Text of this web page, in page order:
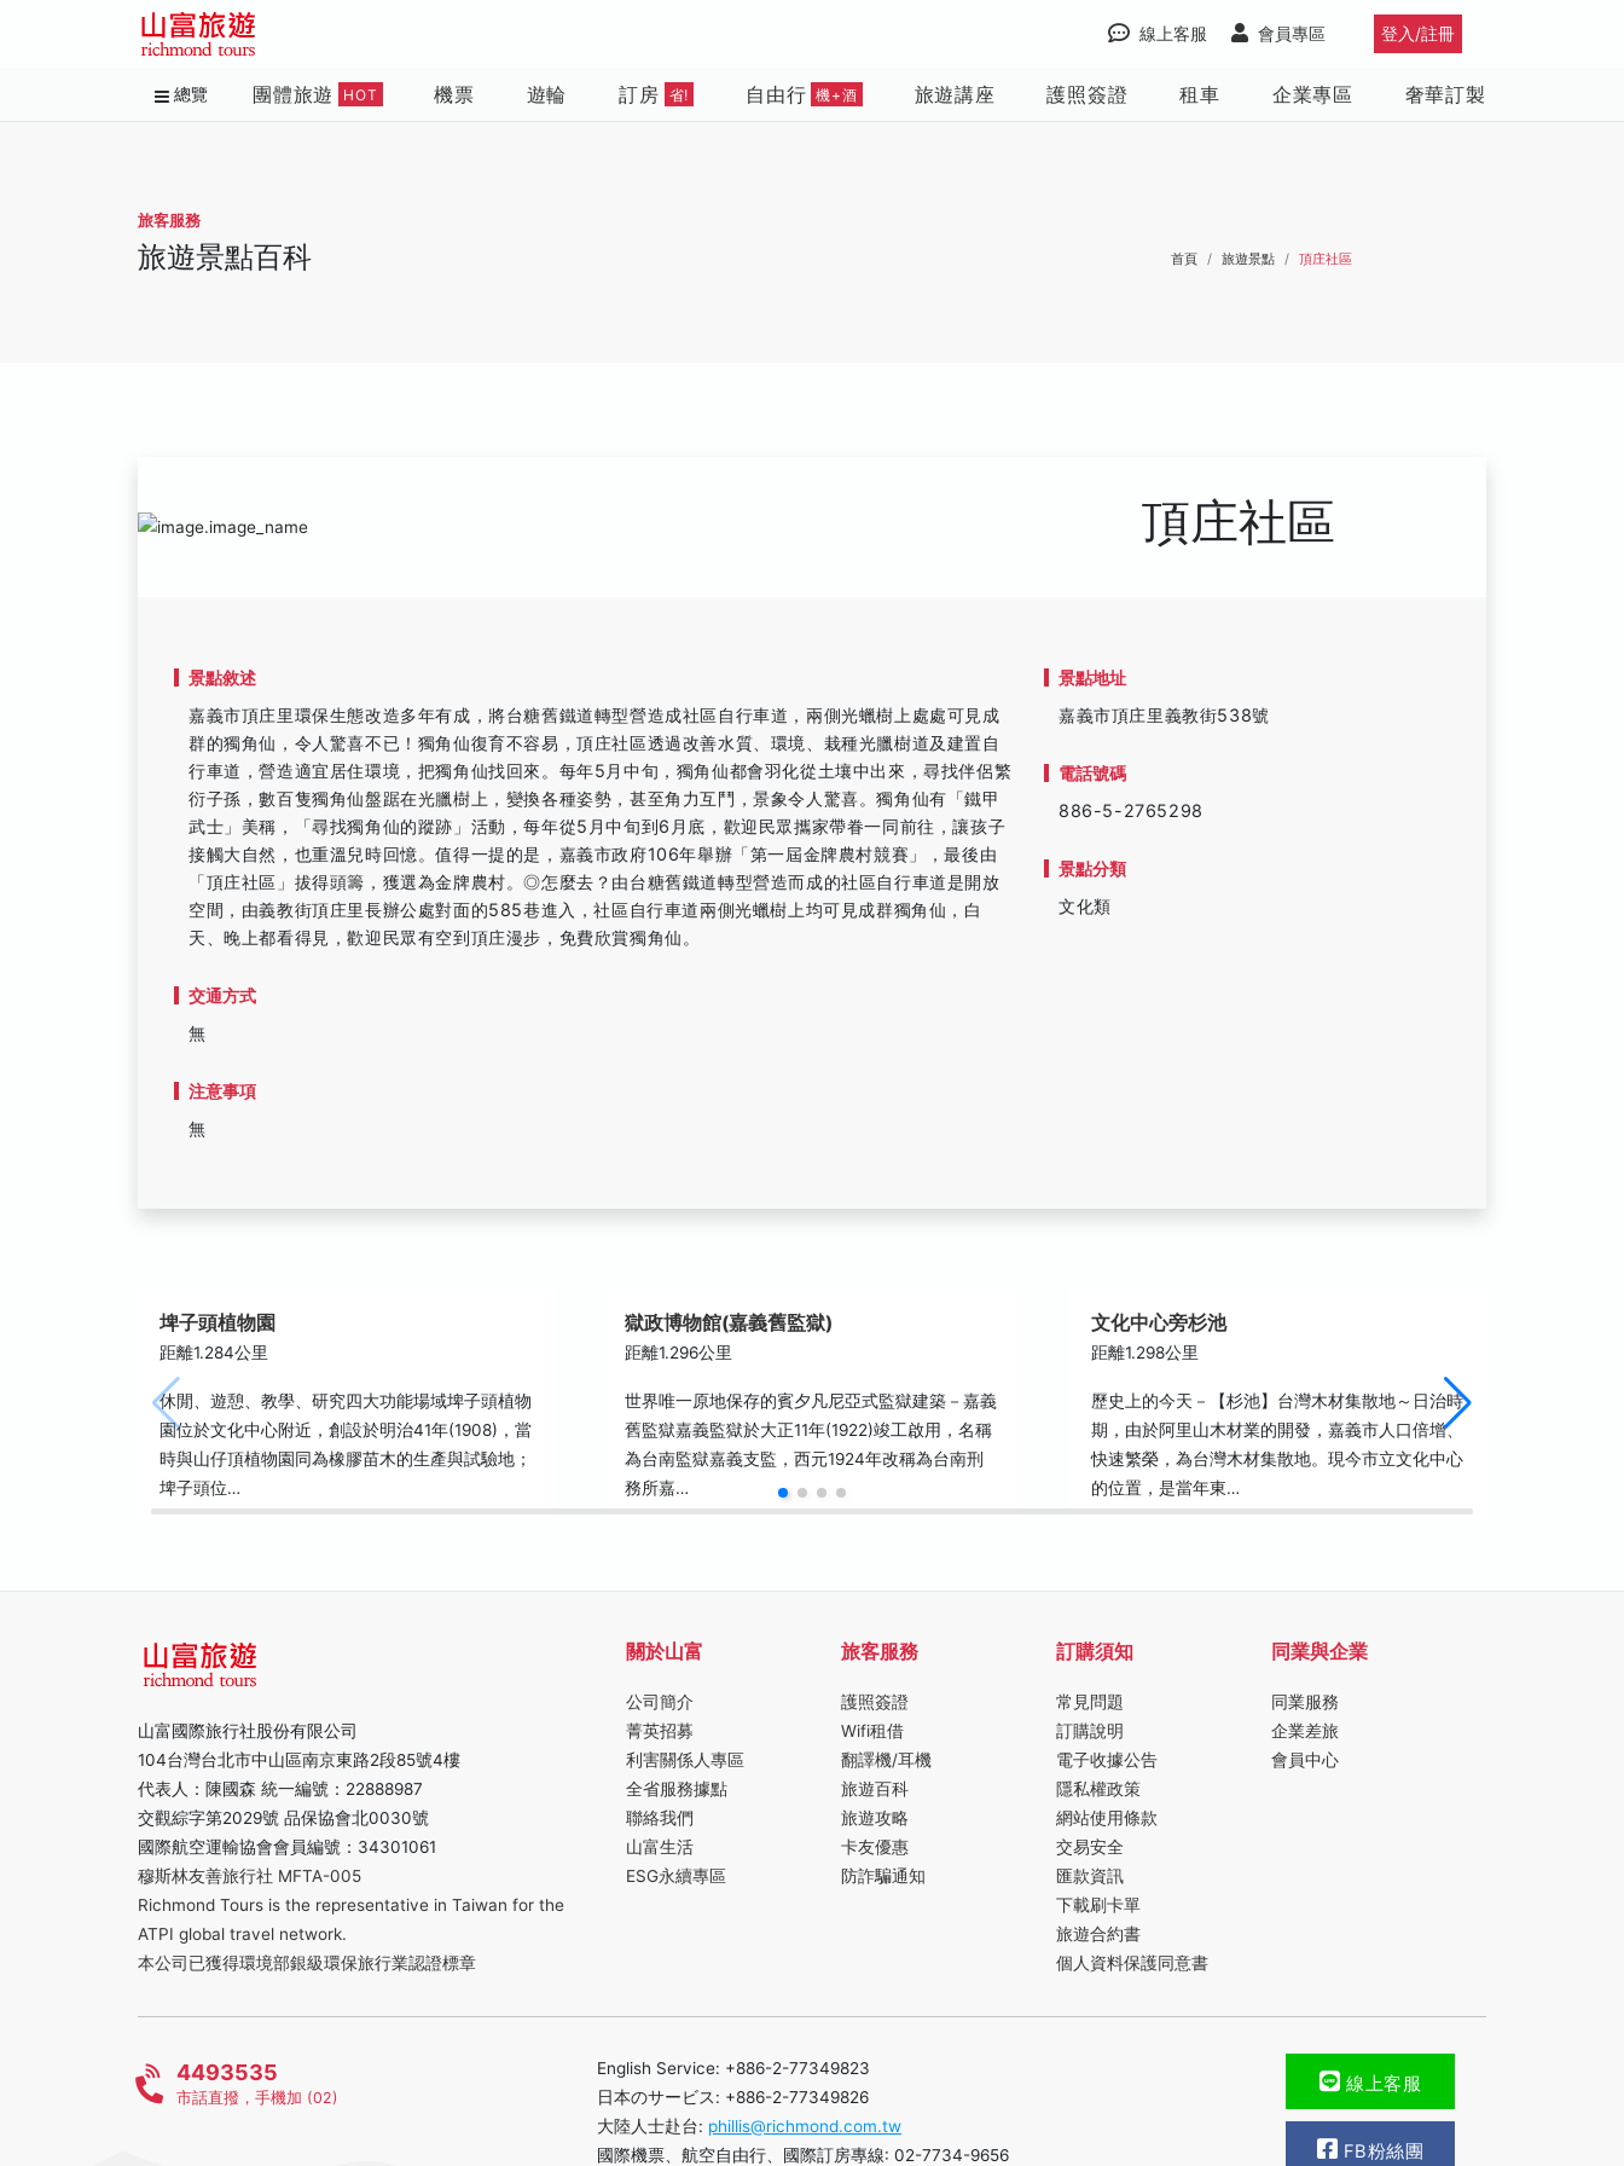
登入/註冊
會員專區
線上客服
總覽 團體旅遊 HOT 機票 遊輪 訂房 省! 自由行 機+酒 旅遊講座 護照簽證 租車 企業專區 奢華訂製
旅客服務
旅遊景點百科 首頁 旅遊景點 頂庄社區
頂庄社區
景點敘述
嘉義市頂庄里環保生態改造多年有成，將台糖舊鐵道轉型營造成社區自行車道，兩側光蠟樹上處處可見成
群的獨角仙，令人驚喜不已！獨角仙復育不容易，頂庄社區透過改善水質、環境、栽種光臘樹道及建置自
行車道，營造適宜居住環境，把獨角仙找回來。每年5月中旬，獨角仙都會羽化從土壤中出來，尋找伴侶繁
衍子孫，數百隻獨角仙盤踞在光臘樹上，變換各種姿勢，甚至角力互鬥，景象令人驚喜。獨角仙有「鐵甲
武士」美稱，「尋找獨角仙的蹤跡」活動，每年從5月中旬到6月底，歡迎民眾攜家帶眷一同前往，讓孩子
接觸大自然，也重溫兒時回憶。值得一提的是，嘉義市政府106年舉辦「第一屆金牌農村競賽」，最後由
「頂庄社區」拔得頭籌，獲選為金牌農村。◎怎麼去？由台糖舊鐵道轉型營造而成的社區自行車道是開放
空間，由義教街頂庄里長辦公處對面的585巷進入，社區自行車道兩側光蠟樹上均可見成群獨角仙，白
天、晚上都看得見，歡迎民眾有空到頂庄漫步，免費欣賞獨角仙。
交通方式
無
注意事項
無
景點地址
嘉義市頂庄里義教街538號
電話號碼
886-5-2765298
景點分類
文化類
埤子頭植物園
距離1.284公里
休閒、遊憩、教學、研究四大功能場域埤子頭植物
園位於文化中心附近，創設於明治41年(1908)，當
時與山仔頂植物園同為橡膠苗木的生產與試驗地；
埤子頭位…
獄政博物館(嘉義舊監獄)
距離1.296公里
世界唯一原地保存的賓夕凡尼亞式監獄建築－嘉義
舊監獄嘉義監獄於大正11年(1922)竣工啟用，名稱
為台南監獄嘉義支監，西元1924年改稱為台南刑
務所嘉…
文化中心旁杉池
距離1.298公里
歷史上的今天－【杉池】台灣木材集散地～日治時
期，由於阿里山木材業的開發，嘉義市人口倍增、
快速繁榮，為台灣木材集散地。現今市立文化中心
的位置，是當年東…
山富國際旅行社股份有限公司
104台灣台北市中山區南京東路2段85號4樓
代表人：陳國森 統一編號：22888987
交觀綜字第2029號 品保協會北0030號
國際航空運輸協會會員編號：34301061
穆斯林友善旅行社 MFTA-005
Richmond Tours is the representative in Taiwan for the
ATPI global travel network.
本公司已獲得環境部銀級環保旅行業認證標章
關於山富
公司簡介
菁英招募
利害關係人專區
全省服務據點
聯絡我們
山富生活
ESG永續專區
旅客服務
護照簽證
Wifi租借
翻譯機/耳機
旅遊百科
旅遊攻略
卡友優惠
防詐騙通知
訂購須知
常見問題
訂購說明
電子收據公告
隱私權政策
網站使用條款
交易安全
匯款資訊
下載刷卡單
旅遊合約書
個人資料保護同意書
同業與企業
同業服務
企業差旅
會員中心
4493535
市話直撥，手機加 (02)
English Service: +886-2-77349823
日本のサービス: +886-2-77349826
大陸人士赴台: phillis@richmond.com.tw
國際機票、航空自由行、國際訂房專線: 02-7734-9656
線上客服
FB粉絲團